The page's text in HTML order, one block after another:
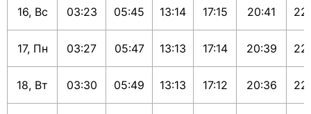
16, Вс 03:23 05:45 13:14 17:15 20:41
17, Пн 03:27 05:47 13:13 17:14 20:39
18, Вт 03:30 05:49 13:13 17:12 20:36